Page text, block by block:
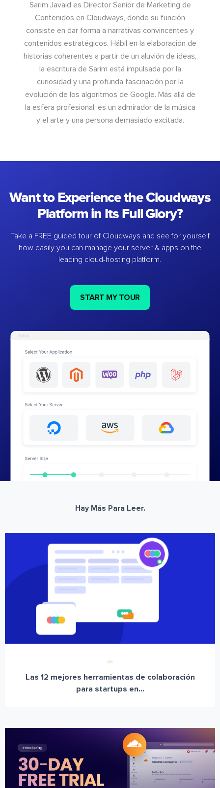
Sarim Javaid es Director Senior de Marketing de
Contenidos en Cloudways, donde su función
consiste en dar forma a narrativas convincentes y
contenidos estratégicos. Hábil en la elaboración de
historias coherentes a partir de un aluvión de ideas,
la escritura de Sarim está impulsada por la
curiosidad y una profunda fascinación por la
evolución de los algoritmos de Google. Más allá de
la esfera profesional, es un admirador de la música
y el arte y una persona demasiado excitada.
Want to Experience the Cloudways
Platform in Its Full Glory?
Take a FREE guided tour of Cloudways and see for yourself
how easily you can manage your server & apps on the
leading cloud-hosting platform.
START MY TOUR
Hay Más Para Leer.
Las 12 mejores herramientas de colaboración
para startups en...